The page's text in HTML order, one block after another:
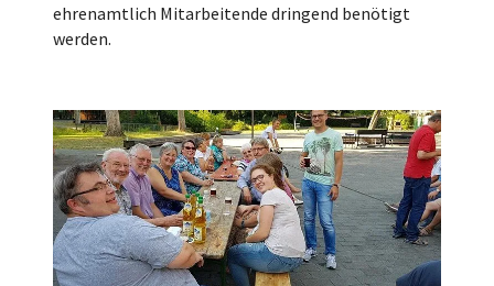
ehrenamtlich Mitarbeitende dringend benötigt
werden.